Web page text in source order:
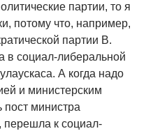
партии, то я
потому что, например,
партии В.
в социал-либеральной
А когда надо
и министерским
пост министра
перешла к социал-